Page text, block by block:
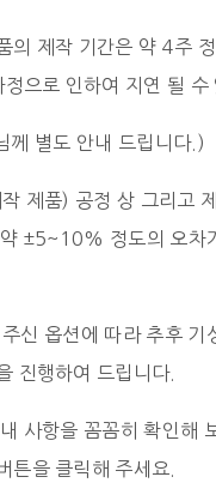
의 제작 기간은 약 4주
으로 인하여 지연 될 수
별도 안내 드립니다.)
제품) 공정 상 그리고
약 ±5~10% 정도의 오차
신 옵션에 따라 추후 기
진행하여 드립니다.
사항을 꼼꼼히 확인해
튼을 클릭해 주세요.